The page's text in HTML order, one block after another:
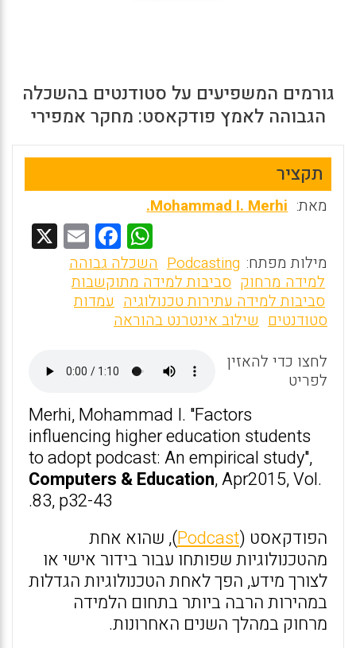
גורמים המשפיעים על סטודנטים בהשכלה
הגבוהה לאמץ פודקאסט: מחקר אמפירי
תקציר
מאת: Mohammad I. Merhi.
W
h
at
s
A
p
F
a
ce
b
o
k
E
m מילות מפתח: Podcasting השכלה גבוהה
למידה מרחוק סביבות למידה מתוקשבות
סביבות למידה עתירות טכנולוגיה עמדות
סטודנטים שילוב אינטרנט בהוראה
לחצו כדי להאזין
לפריט
Merhi, Mohammad I. "Factors
influencing higher education students
to adopt podcast: An empirical study",
Computers & Education, Apr2015, Vol.
83, p32-43.
הפודקאסט (Podcast), שהוא אחת
מהטכנולוגיות שפותחו עבור בידור אישי או
לצורך מידע, הפך לאחת הטכנולוגיות הגדלות
במהירות הרבה ביותר בתחום הלמידה
מרחוק במהלך השנים האחרונות.